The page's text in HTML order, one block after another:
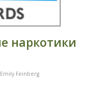
наркотики
Emily Feinberg